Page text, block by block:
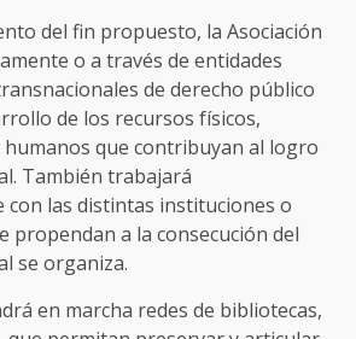
del fin propuesto, la Asociación
o a través de entidades
de derecho público
de los recursos físicos,
que contribuyan al logro
También trabajará
con las distintas instituciones o
propendan a la consecución del
se organiza.
en marcha redes de bibliotecas,